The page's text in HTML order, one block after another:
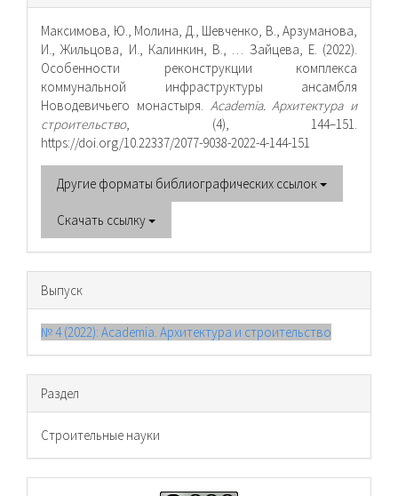
о статье
Максимова, Ю., Молина, Д., Шевченко, В., Арзуманова,
И., Жильцова, И., Калинкин, В., … Зайцева, Е. (2022).
Особенности реконструкции комплекса
коммунальной инфраструктуры ансамбля
Новодевичьего монастыря. Academia. Архитектура и
строительство, (4), 144–151.
https://doi.org/10.22337/2077-9038-2022-4-144-151
Другие форматы библиографических ссылок
Скачать ссылку
Выпуск
№ 4 (2022): Academia. Архитектура и строительство
Раздел
Cтроительные науки